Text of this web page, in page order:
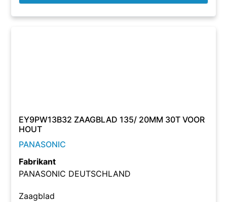
EY9PW13B32 ZAAGBLAD 135/ 20MM 30T VOOR
HOUT
PANASONIC
Fabrikant
PANASONIC DEUTSCHLAND
Zaagblad